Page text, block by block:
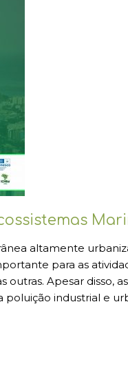
altamente
para as
Apesar disso,
industrial e